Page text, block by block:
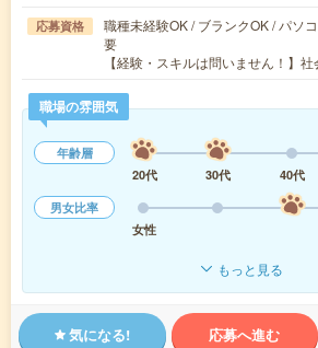
応募資格
職種未経験OK / ブランクOK / パソ
要
【経験・スキルは問いません！】
職場の雰囲気
年齢層
20代
30代 40代
男女比率
女性
もっと見る
気になる! 応募へ進む